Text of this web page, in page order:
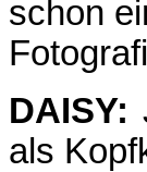
schon
DAISY:
als